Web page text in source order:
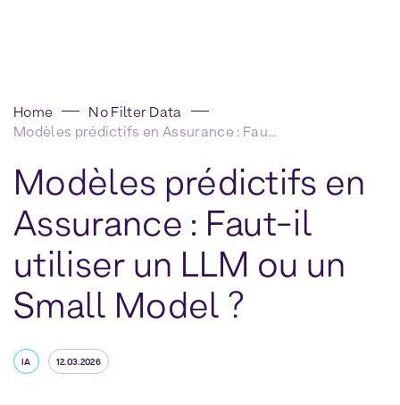
Home
No Filter Data
Modèles prédictifs en Assurance : Faut-il utiliser un LLM ou un Small Model ?
Modèles prédictifs en
Assurance : Faut-il
utiliser un LLM ou un
Small Model ?
IA 12.03.2026